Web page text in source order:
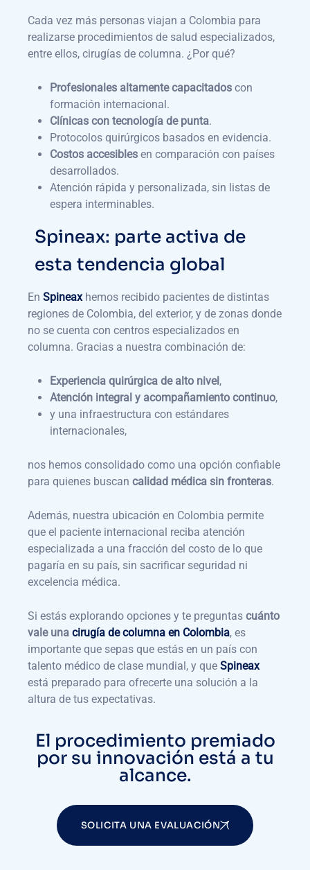
Cada vez más personas viajan a Colombia para
realizarse procedimientos de salud especializados,
entre ellos, cirugías de columna. ¿Por qué?
Profesionales altamente capacitados con
formación internacional.
Clínicas con tecnología de punta.
Protocolos quirúrgicos basados en evidencia.
Costos accesibles en comparación con países
desarrollados.
Atención rápida y personalizada, sin listas de
espera interminables.
Spineax: parte activa de
esta tendencia global
En Spineax hemos recibido pacientes de distintas
regiones de Colombia, del exterior, y de zonas donde
no se cuenta con centros especializados en
columna. Gracias a nuestra combinación de:
Experiencia quirúrgica de alto nivel,
Atención integral y acompañamiento continuo,
y una infraestructura con estándares
internacionales,
nos hemos consolidado como una opción confiable
para quienes buscan calidad médica sin fronteras.
Además, nuestra ubicación en Colombia permite
que el paciente internacional reciba atención
especializada a una fracción del costo de lo que
pagaría en su país, sin sacrificar seguridad ni
excelencia médica.
Si estás explorando opciones y te preguntas cuánto
vale una cirugía de columna en Colombia, es
importante que sepas que estás en un país con
talento médico de clase mundial, y que Spineax
está preparado para ofrecerte una solución a la
altura de tus expectativas.
El procedimiento premiado
por su innovación está a tu
alcance.
SOLICITA UNA EVALUACIÓN